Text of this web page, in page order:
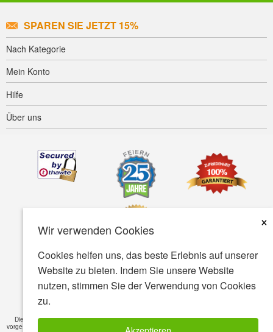
Wir verwenden Cookies
×
Cookies helfen uns, das beste Erlebnis auf unserer
Website zu bieten. Indem Sie unsere Website
nutzen, stimmen Sie der Verwendung von Cookies
zu.
SPAREN SIE JETZT 15%
Nach Kategorie
Mein Konto
Hilfe
Über uns
Barrierefreiheit AGB Datenschutz Sicherheit
© Copyright 2001-2026 BIOVEA. Alle rechte vorbehalten
Die auf dieser Webseite enthaltenen Informationen sind nur für das allgemeine Wissen
vorgesehen und sind nicht als Ersatz für ein professionelles Gutachten oder Behandlung für